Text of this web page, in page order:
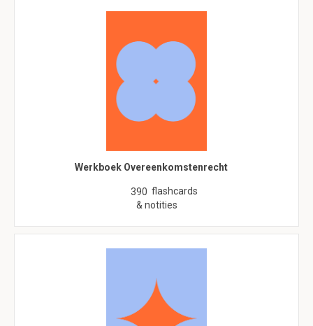
Werkboek Overeenkomstenrecht
390 flashcards
& notities